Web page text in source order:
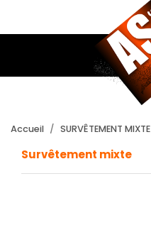
Accueil SURVÊTEMENT MIXTE
Survêtement mixte